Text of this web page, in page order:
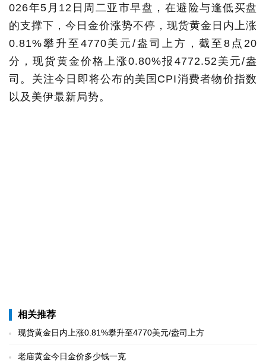
026年5月12日周二亚市早盘，在避险与逢低买盘
的支撑下，今日金价涨势不停，现货黄金日内上涨
0.81%攀升至4770美元/盎司上方，截至8点20
分，现货黄金价格上涨0.80%报4772.52美元/盎
司。关注今日即将公布的美国CPI消费者物价指数
以及美伊最新局势。
相关推荐
现货黄金日内上涨0.81%攀升至4770美元/盎司上方
老庙黄金今日金价多少钱一克